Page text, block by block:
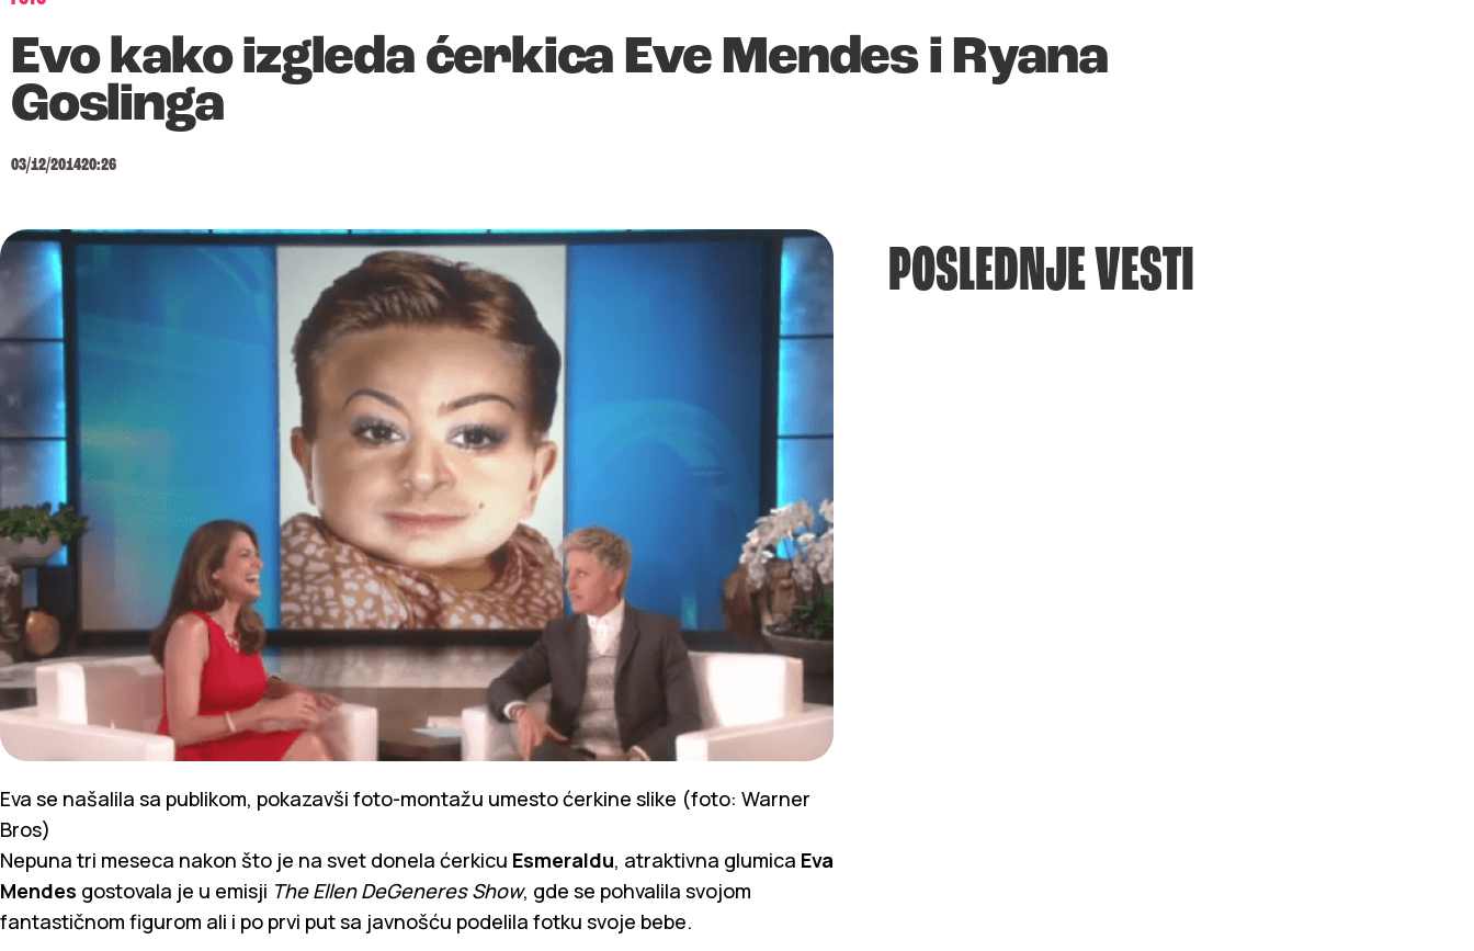
Evo kako izgleda ćerkica Eve Mendes i Ryana
Goslinga
03/12/201420:26
Eva se našalila sa publikom, pokazavši foto-montažu umesto ćerkine slike (foto: Warner
Bros)
Nepuna tri meseca nakon što je na svet donela ćerkicu Esmeraldu, atraktivna glumica Eva
Mendes gostovala je u emisji The Ellen DeGeneres Show, gde se pohvalila svojom
fantastičnom figurom ali i po prvi put sa javnošću podelila fotku svoje bebe.
POSLEDNJE VESTI